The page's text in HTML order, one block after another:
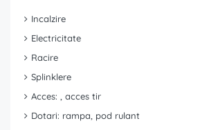
Incalzire
Electricitate
Racire
Splinklere
Acces: , acces tir
Dotari: rampa, pod rulant